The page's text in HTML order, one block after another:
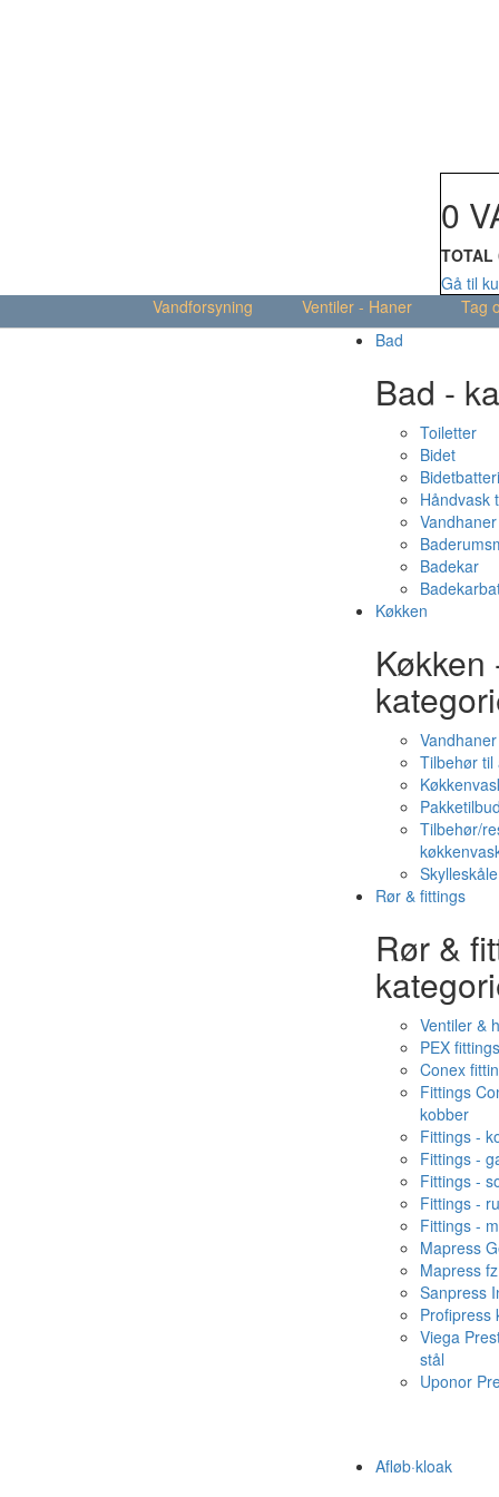
0
TOTAL
Gå til
Vandforsyning
Ventiler - Haner Tag
Bad
Bad -
Toiletter
Bidet
Håndvask
Badekar
Køkken
Køkken
Vandhaner
Tilbehør
Tilbehør/
Rør & fittings
Rør &
Ventiler &
PEX fittings
Conex
Fittings
kobber
Fittings -
Fittings -
Fittings -
Fittings -
Fittings -
Mapress
Mapress fz
Sanpress
Profipress
Viega
stål
Uponor
Afløb·kloak